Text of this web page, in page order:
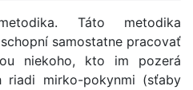
Táto metodika
samostatne pracovať
niekoho, kto im pozerá
riadi mirko-pokynmi (sťaby